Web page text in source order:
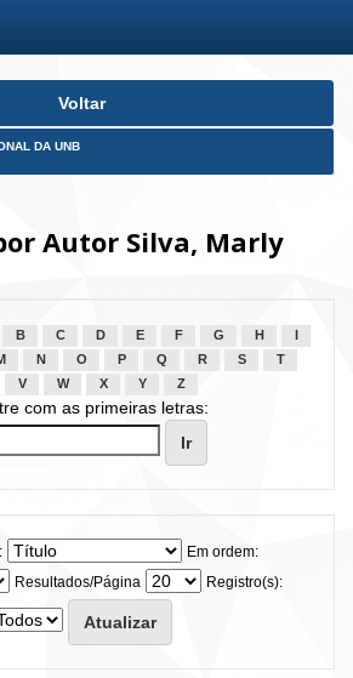
Voltar
DA UNB
Autor Silva, Marly
B C D E F G H
N O P Q R S
T
V W X Y Z
com as primeiras letras:
Em ordem:
Resultados/Página
Registro(s):